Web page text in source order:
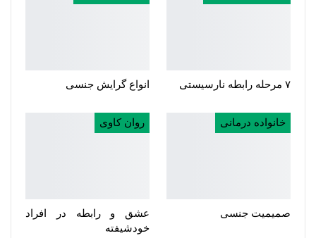
۷ مرحله رابطه نارسیستی انواع گرایش جنسی
خانواده درمانی
صمیمیت جنسی
روان کاوی
عشق و رابطه در افراد
خودشیفته